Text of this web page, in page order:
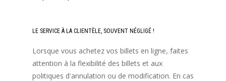
LE SERVICE À LA CLIENTÈLE, SOUVENT NÉGLIGÉ !
Lorsque vous achetez vos billets en ligne, faites
attention à la flexibilité des billets et aux
politiques d'annulation ou de modification. En cas